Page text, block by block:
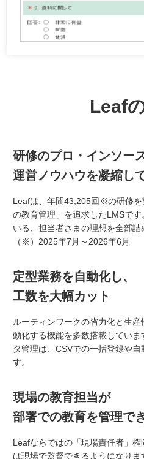
Leaf
研修のプロ・インソー
運営ノウハウを凝縮し
Leafは、年間43,205回※の研修を
の教育管理」を追求したLMSで
いる、担当者さまの理想を全部詰
（※）2025年7月～2026年6月
定型業務を自動化し、
工数を大幅カット
ルーティンワークの省力化と生
動化する機能を多数搭載してい
タ管理は、CSVでの一括登録や
す。
現場の教育担当が
部署での教育を管理で
Leafならではの「現場責任者」
は現場で監督できるようになり